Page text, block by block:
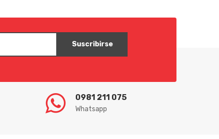
0981 211 075
Whatsapp
Suscribirse